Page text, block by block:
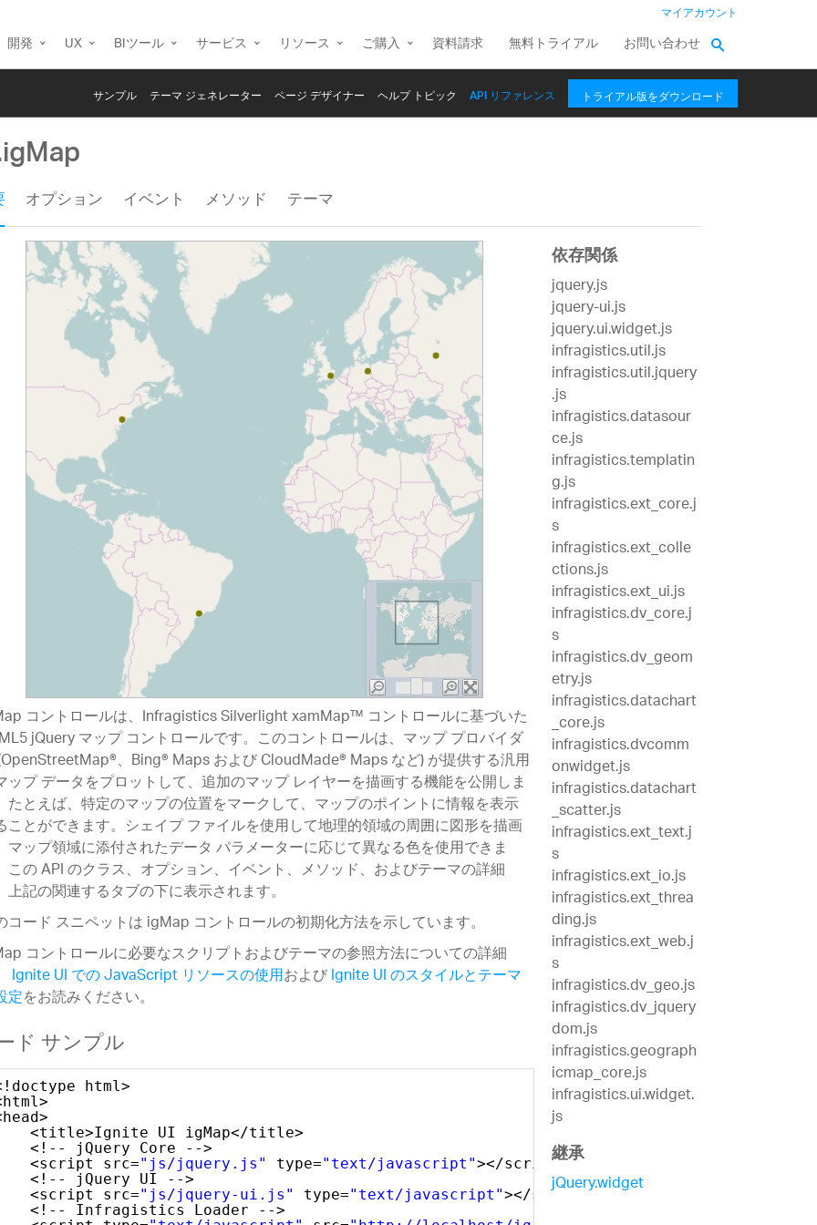
マイアカウント
開発 UX BIツール サービス リソース ご購入 資料請求 無料トライアル お問い合わせ
サンプル テーマ ジェネレーター ページ デザイナー ヘルプ トピック API リファレンス トライアル版をダウンロード
オプション イベント メソッド テーマ
コントロールは、Infragistics Silverlight xamMap™ コントロールに基づいた
jQuery マップ コントロールです。このコントロールは、マップ プロバイダ
、Bing® Maps および CloudMade® Maps など) が提供する汎用
ップ データをプロットして、追加のマップ レイヤーを描画する機能を公開しま
たとえば、特定のマップの位置をマークして、マップのポイントに情報を表示
ことができます。シェイプ ファイルを使用して地理的領域の周囲に図形を描画
マップ領域に添付されたデータ パラメーターに応じて異なる色を使用できま
この API のクラス、オプション、イベント、メソッド、およびテーマの詳細
上記の関連するタブの下に表示されます。
コード スニペットは igMap コントロールの初期化方法を示しています。
コントロールに必要なスクリプトおよびテーマの参照方法についての詳細
Ignite UI での JavaScript リソースの使用およびIgnite UI のスタイルとテーマ
定をお読みください。
ド サンプル
html>
<title>Ignite UI igMap</title>
<!-- jQuery Core -->
<script src="js/jquery.js" type="text/javascript"></script>
<!-- jQuery UI -->
<script src="js/jquery-ui.js" type="text/javascript"></script>
<!-- Infragistics Loader -->
依存関係
jquery.js
jquery-ui.js
jquery.ui.widget.js
infragistics.util.js
infragistics.util.jquery
.js
infragistics.datasour
ce.js
infragistics.templatin
g.js
infragistics.ext_core.j
s
infragistics.ext_colle
ctions.js
infragistics.ext_ui.js
infragistics.dv_core.j
s
infragistics.dv_geom
etry.js
infragistics.datachart
_core.js
infragistics.dvcomm
onwidget.js
infragistics.datachart
_scatter.js
infragistics.ext_text.j
s
infragistics.ext_io.js
infragistics.ext_threa
ding.js
infragistics.ext_web.j
s
infragistics.dv_geo.js
infragistics.dv_jquery
dom.js
infragistics.geograph
icmap_core.js
infragistics.ui.widget.
js
継承
jQuery.widget